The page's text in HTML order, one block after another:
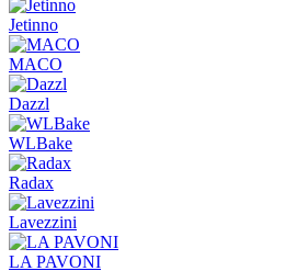
Jetinno
MACO
Dazzl
WLBake
Radax
Lavezzini
LA PAVONI